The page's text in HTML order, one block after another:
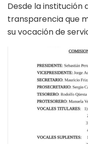
Desde la institución
transparencia que
su vocación de